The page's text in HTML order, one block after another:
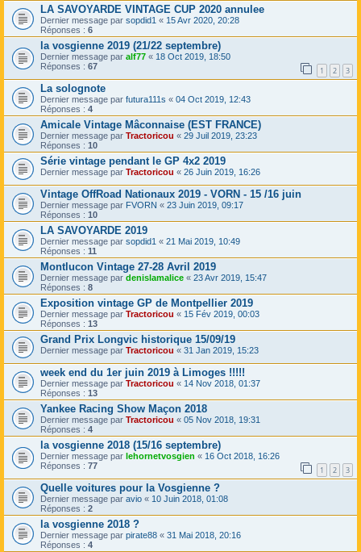
LA SAVOYARDE VINTAGE CUP 2020 annulee
Dernier message par sopdid1 « 15 Avr 2020, 20:28
Réponses : 6
la vosgienne 2019 (21/22 septembre)
Dernier message par alf77 « 18 Oct 2019, 18:50
Réponses : 67 1 2 3
La solognote
Dernier message par futura111s « 04 Oct 2019, 12:43
Réponses : 4
Amicale Vintage Mâconnaise (EST FRANCE)
Dernier message par Tractoricou « 29 Juil 2019, 23:23
Réponses : 10
Série vintage pendant le GP 4x2 2019
Dernier message par Tractoricou « 26 Juin 2019, 16:26
Vintage OffRoad Nationaux 2019 - VORN - 15 /16 juin
Dernier message par FVORN « 23 Juin 2019, 09:17
Réponses : 10
LA SAVOYARDE 2019
Dernier message par sopdid1 « 21 Mai 2019, 10:49
Réponses : 11
Montlucon Vintage 27-28 Avril 2019
Dernier message par denislamalice « 23 Avr 2019, 15:47
Réponses : 8
Exposition vintage GP de Montpellier 2019
Dernier message par Tractoricou « 15 Fév 2019, 00:03
Réponses : 13
Grand Prix Longvic historique 15/09/19
Dernier message par Tractoricou « 31 Jan 2019, 15:23
week end du 1er juin 2019 à Limoges !!!!!
Dernier message par Tractoricou « 14 Nov 2018, 01:37
Réponses : 13
Yankee Racing Show Maçon 2018
Dernier message par Tractoricou « 05 Nov 2018, 19:31
Réponses : 4
la vosgienne 2018 (15/16 septembre)
Dernier message par lehornetvosgien « 16 Oct 2018, 16:26
Réponses : 77 1 2 3
Quelle voitures pour la Vosgienne ?
Dernier message par avio « 10 Juin 2018, 01:08
Réponses : 2
la vosgienne 2018 ?
Dernier message par pirate88 « 31 Mai 2018, 20:16
Réponses : 4